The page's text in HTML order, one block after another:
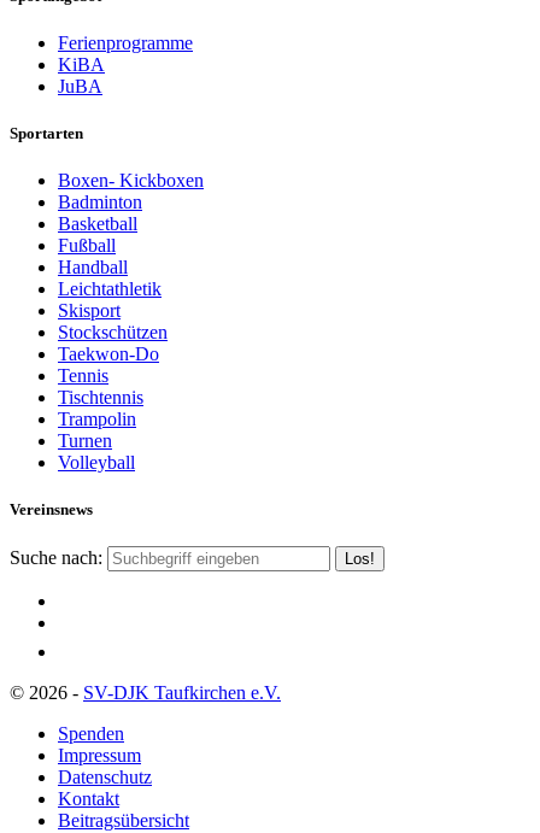
Ferienprogramme
KiBA
JuBA
Sportarten
Boxen- Kickboxen
Badminton
Basketball
Fußball
Handball
Leichtathletik
Skisport
Stockschützen
Taekwon-Do
Tennis
Tischtennis
Trampolin
Turnen
Volleyball
Vereinsnews
Suche nach:
© 2026 - SV-DJK Taufkirchen e.V.
Spenden
Impressum
Datenschutz
Kontakt
Beitragsübersicht